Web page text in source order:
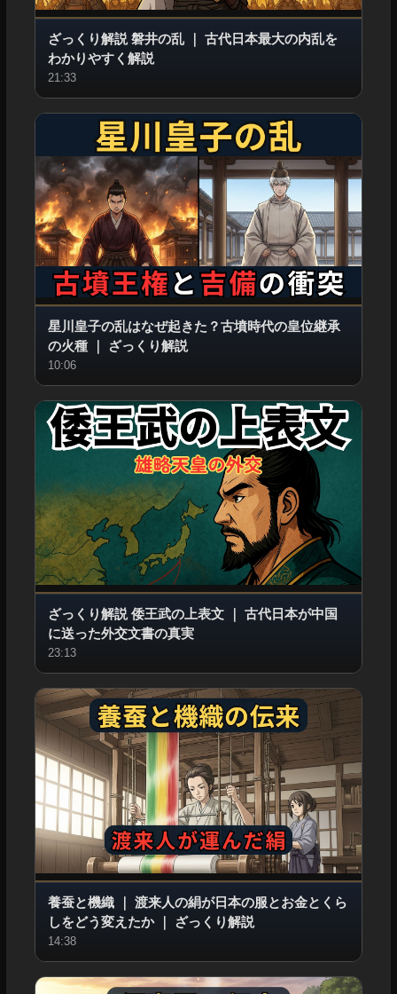
ざっくり解説 磐井の乱｜ 古代日本最大の内乱を
わかりやすく解説
21:33
星川皇子の乱はなぜ起きた？古墳時代の皇位継承
の火種｜ ざっくり解説
10:06
ざっくり解説 倭王武の上表文｜ 古代日本が中国
に送った外交文書の真実
23:13
養蚕と機織｜ 渡来人の絹が日本の服とお金とくら
しをどう変えたか｜ ざっくり解説
14:38